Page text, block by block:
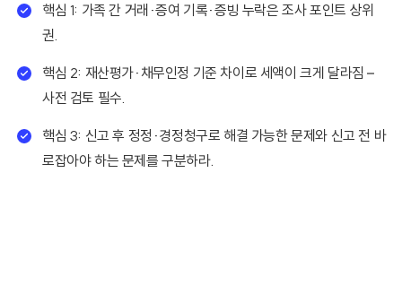
핵심 1: 가족 간 거래·증여 기록·증빙 누락은 조사 포인트 상위
권.
핵심 2: 재산평가·채무인정 기준 차이로 세액이 크게 달라짐 –
사전 검토 필수.
핵심 3: 신고 후 정정·경정청구로 해결 가능한 문제와 신고 전 바
로잡아야 하는 문제를 구분하라.